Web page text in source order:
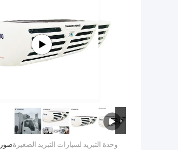
وحدة التبريد لسيارات التبريد الصغيرة